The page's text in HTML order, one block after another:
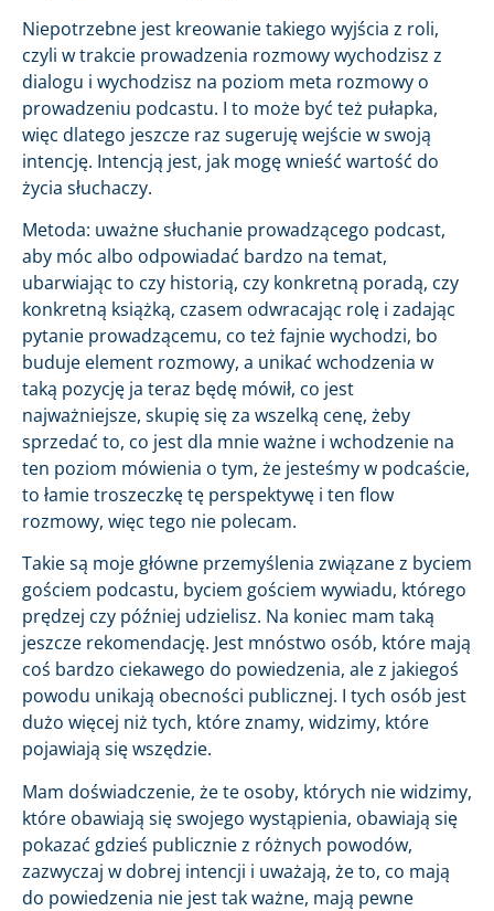
Niepotrzebne jest kreowanie takiego wyjścia z roli,
czyli w trakcie prowadzenia rozmowy wychodzisz z
dialogu i wychodzisz na poziom meta rozmowy o
prowadzeniu podcastu. I to może być też pułapka,
więc dlatego jeszcze raz sugeruję wejście w swoją
intencję. Intencją jest, jak mogę wnieść wartość do
życia słuchaczy.
Metoda: uważne słuchanie prowadzącego podcast,
aby móc albo odpowiadać bardzo na temat,
ubarwiając to czy historią, czy konkretną poradą, czy
konkretną książką, czasem odwracając rolę i zadając
pytanie prowadzącemu, co też fajnie wychodzi, bo
buduje element rozmowy, a unikać wchodzenia w
taką pozycję ja teraz będę mówił, co jest
najważniejsze, skupię się za wszelką cenę, żeby
sprzedać to, co jest dla mnie ważne i wchodzenie na
ten poziom mówienia o tym, że jesteśmy w podcaście,
to łamie troszeczkę tę perspektywę i ten flow
rozmowy, więc tego nie polecam.
Takie są moje główne przemyślenia związane z byciem
gościem podcastu, byciem gościem wywiadu, którego
prędzej czy później udzielisz. Na koniec mam taką
jeszcze rekomendację. Jest mnóstwo osób, które mają
coś bardzo ciekawego do powiedzenia, ale z jakiegoś
powodu unikają obecności publicznej. I tych osób jest
dużo więcej niż tych, które znamy, widzimy, które
pojawiają się wszędzie.
Mam doświadczenie, że te osoby, których nie widzimy,
które obawiają się swojego wystąpienia, obawiają się
pokazać gdzieś publicznie z różnych powodów,
zazwyczaj w dobrej intencji i uważają, że to, co mają
do powiedzenia nie jest tak ważne, mają pewne